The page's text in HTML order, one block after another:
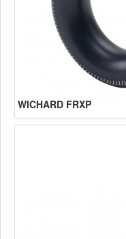
WICHARD FRXP